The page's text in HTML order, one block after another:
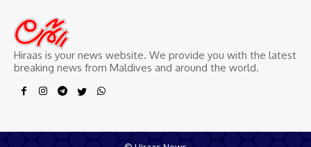
Hiraas is your news website. We provide you with the latest
breaking news from Maldives and around the world.